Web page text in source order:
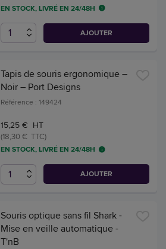
EN STOCK, LIVRÉ EN 24/48H
AJOUTER
Tapis de souris ergonomique –
Noir – Port Designs
Référence : 149424
15,25 € HT
(18,30 € TTC)
EN STOCK, LIVRÉ EN 24/48H
AJOUTER
Souris optique sans fil Shark -
Mise en veille automatique -
T'nB